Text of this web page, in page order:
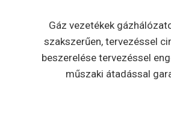
Gáz vezetékek
szakszerűen, tervezéssel
beszerelése tervezéssel
műszaki átadással